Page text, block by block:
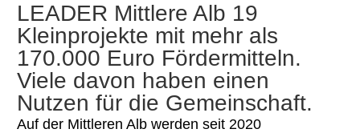
LEADER Mittlere Alb 19
Kleinprojekte mit mehr als
170.000 Euro Fördermitteln.
Viele davon haben einen
Nutzen für die Gemeinschaft.
Auf der Mittleren Alb werden seit 2020